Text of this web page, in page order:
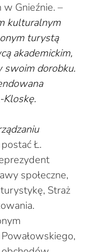
w Gnieźnie. –
kulturalnym
turystą
akademickim,
swoim dorobku.
Kloskę.
Ł.
społeczne,
Straż